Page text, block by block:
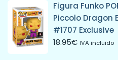
Figura Funko
Piccolo Dragon
#1707 Exclusive
18.95€ IVA incluido